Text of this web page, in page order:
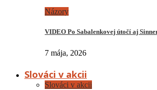
Názory
VIDEO Po Sabalenkovej útočí aj
7 mája, 2026
Slováci v akcii
Slováci v akcii